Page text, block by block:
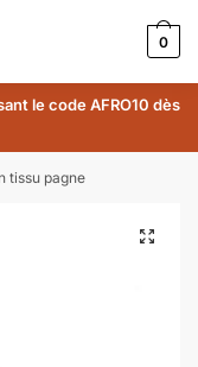
0
le code AFRO10 dès
tissu pagne
🔍